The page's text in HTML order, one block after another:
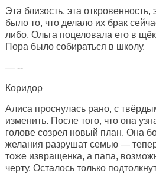
Эта близость, эта
было то, что делало их брак
либо. Ольга поцеловала его в
Пора было собираться в школу.
— --
Коридор
Алиса проснулась рано, с
изменить. После того, что она
голове созрел новый план. Она
желания разрушат семью —
тоже извращенка, а папа,
черту. Осталось только